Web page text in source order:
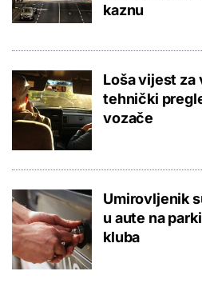
kaznu
Loša vijest za
tehnički
vozače
Umirovljenik
u aute na
kluba